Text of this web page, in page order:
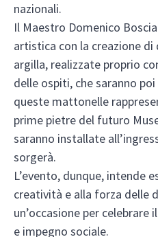
nazionali.
Il Maestro Domenico
artistica con la creazione
argilla, realizzate proprio
delle ospiti, che saranno
queste mattonelle
prime pietre del futuro
saranno installate
sorgerà.
L’evento, dunque, intende
creatività e alla forza delle
un’occasione per
e impegno sociale.